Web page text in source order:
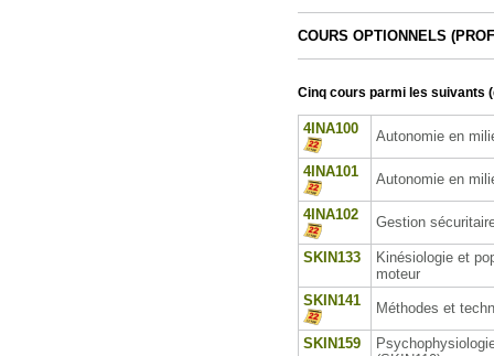
COURS OPTIONNELS
Cinq cours parmi les suivants
4INA100 Autonomie en
4INA101 Autonomie en
4INA102 Gestion
SKIN133
Kinésiologie et
moteur
SKIN141
Méthodes et
SKIN159